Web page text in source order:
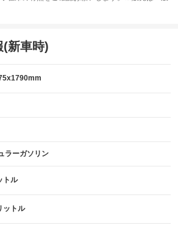
(新車時)
ラーガソリン
トル
ットル